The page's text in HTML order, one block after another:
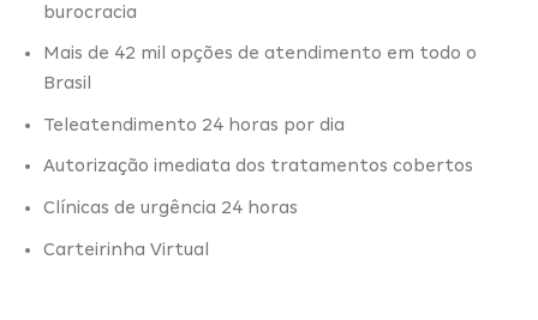
burocracia
Mais de 42 mil opções de atendimento em todo o
Brasil
Teleatendimento 24 horas por dia
Autorização imediata dos tratamentos cobertos
Clínicas de urgência 24 horas
Carteirinha Virtual